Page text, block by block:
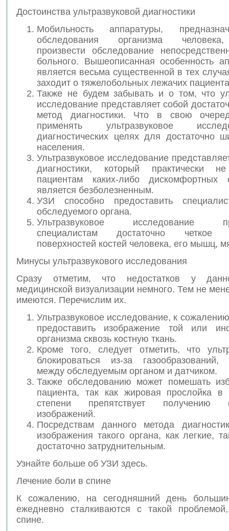
Достоинства ультразвуковой диагностики
Мобильность аппаратуры,
обследования организма
произвести обследование
больного. Вышеописанная особенность
является весьма существенной в тех
заходит о тяжелобольных лежачих
Также не будем забывать и о том, что
исследование представляет собой
метод диагностики. Что в свою
применять ультразвуковое
диагностических целях для достаточно
населения.
Ультразвуковое исследование
диагностики, который практически
пациентам каких-либо
является безболезненным.
УЗИ способно предоставить
обследуемого органа.
Ультразвуковое исследование
специалистам достаточно четкое
поверхностей костей человека, его мышц,
Минусы ультразвукового исследования
Сразу отметим, что недостатков у
медицинской визуализации немного. Тем не
имеются. Перечислим их.
Ультразвуковое исследование, к
предоставить изображение той или
организма сквозь костную ткань.
Кроме того, следует отметить, что
блокироваться из-за газообразований,
между обследуемым органом и датчиком.
Также обследованию может помешать
пациента, так как жировая прослойка в
степени препятствует получению
изображений.
Посредствам данного метода
изображения такого органа, как легкие,
достаточно затруднительным.
Узнайте больше об УЗИ здесь.
Лечение боли в спине
К сожалению, на сегодняшний день
ежедневно сталкиваются с такой
спине.